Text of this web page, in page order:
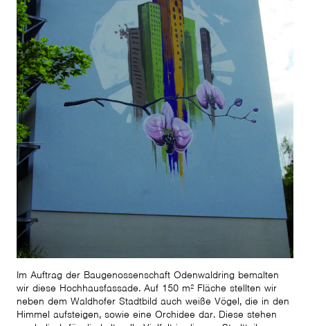
Im Auftrag der Baugenossenschaft Odenwaldring bemalten
wir diese Hochhausfassade. Auf 150 m² Fläche stellten wir
neben dem Waldhofer Stadtbild auch weiße Vögel, die in den
Himmel aufsteigen, sowie eine Orchidee dar. Diese stehen